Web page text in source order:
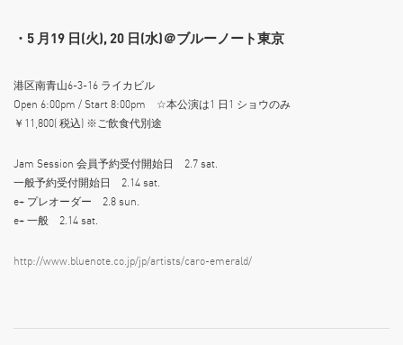
・5 月19 日(火), 20 日(水)＠ブルーノート東京
港区南青山6-3-16 ライカビル
Open 6:00pm / Start 8:00pm ☆本公演は1 日1 ショウのみ
￥11,800( 税込) ※ご飲食代別途
Jam Session 会員予約受付開始日 2.7 sat.
一般予約受付開始日 2.14 sat.
e+ プレオーダー 2.8 sun.
e+ 一般 2.14 sat.
http://www.bluenote.co.jp/jp/artists/caro-emerald/